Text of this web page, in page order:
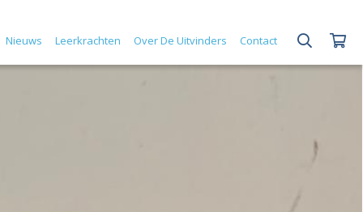
Nieuws Leerkrachten Over De Uitvinders Contact